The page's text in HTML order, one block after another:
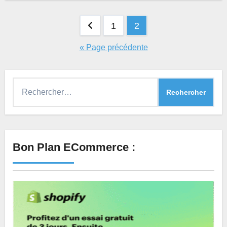
Pagination
1 2
« Page précédente
Bon Plan ECommerce :